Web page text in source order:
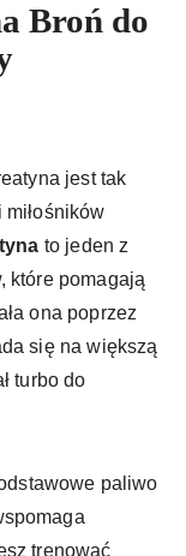
Broń do
jest tak
to jeden z
które pomagają
ona poprzez
się na większą
turbo do
paliwo
trenować